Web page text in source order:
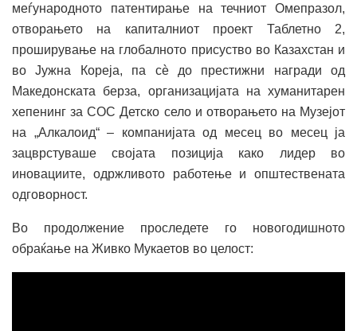
меѓународното патентирање на течниот Омепразол,
отворањето на капиталниот проект Таблетно 2,
проширување на глобалното присуство во Казахстан и
во Јужна Кореја, па сѐ до престижни награди од
Македонската берза, организацијата на хуманитарен
хепенинг за СОС Детско село и отворањето на Музејот
на „Алкалоид“ – компанијата од месец во месец ја
зацврстуваше својата позиција како лидер во
иновациите, одржливото работење и општествената
одговорност.
Во продолжение проследете го новогодишното
обраќање на Живко Мукаетов во целост: